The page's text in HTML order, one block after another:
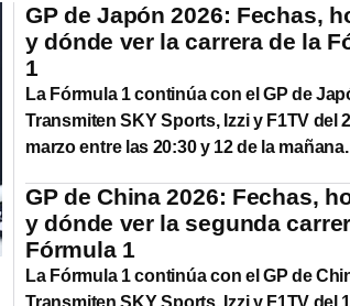
GP de Japón 2026: Fechas,
y dónde ver la carrera de la
1
La Fórmula 1 continúa con el GP de
Transmiten SKY Sports, Izzi y F1TV del
marzo entre las 20:30 y 12 de la mañana.
GP de China 2026: Fechas,
y dónde ver la segunda
Fórmula 1
La Fórmula 1 continúa con el GP de
Transmiten SKY Sports, Izzi y F1TV del